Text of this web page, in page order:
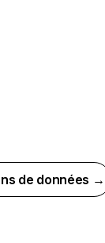
de données →